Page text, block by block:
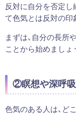
反対に自分を否定し
て色気とは反対の印
まずは、自分の長所
ことから始めましょ
②瞑想や深呼
色気のある人は、ど